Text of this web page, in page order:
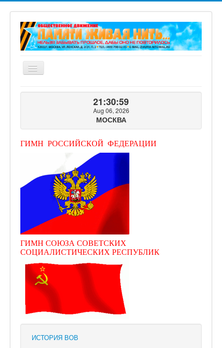
Включить/
выключить
ГЛАВНАЯ
ВИДЕОГАЛЕРЕЯ
КОНТАКТЫ
21:31:00
Aug 06, 2026
МОСКВА
ГИМН РОССИЙСКОЙ ФЕДЕРАЦИИ
ГИМН СОЮЗА СОВЕТСКИХ
СОЦИАЛИСТИЧЕСКИХ РЕСПУБЛИК
ИСТОРИЯ ВОВ